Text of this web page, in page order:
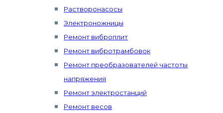
Растворонасосы
Электроножницы
Ремонт виброплит
Ремонт вибротрамбовок
Ремонт преобразователей частоты
напряжения
Ремонт электростанций
Ремонт весов